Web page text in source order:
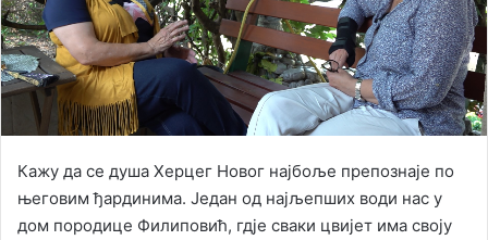
m
a
i
l
Кажу да се душа Херцег Новог најбоље препознаје по
његовим ђардинима. Један од најљепших води нас у
дом породице Филиповић, гдје сваки цвијет има своју